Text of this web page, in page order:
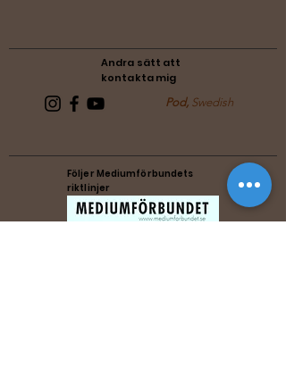
Andra sätt att
kontakta mig
Pod, Swedish
Följer Mediumförbundets
riktlinjer